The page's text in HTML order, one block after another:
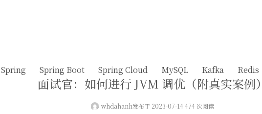
Spring Spring Boot Spring Cloud MySQL Kafka Redis
面试官：如何进行 JVM 调优（附真实案例）
whdahanh发布于 2023-07-14 474 次阅读